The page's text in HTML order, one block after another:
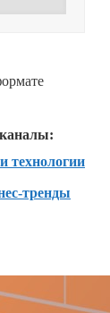
технологии
тренды